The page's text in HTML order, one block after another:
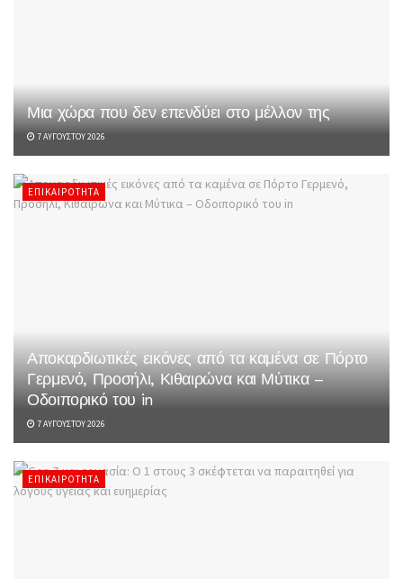
Μια χώρα που δεν επενδύει στο μέλλον της
7 ΑΥΓΟΎΣΤΟΥ 2026
ΕΠΙΚΑΙΡΌΤΗΤΑ
Αποκαρδιωτικές εικόνες από τα καμένα σε Πόρτο
Γερμενό, Προσήλι, Κιθαιρώνα και Μύτικα –
Οδοιπορικό του in
7 ΑΥΓΟΎΣΤΟΥ 2026
ΕΠΙΚΑΙΡΌΤΗΤΑ